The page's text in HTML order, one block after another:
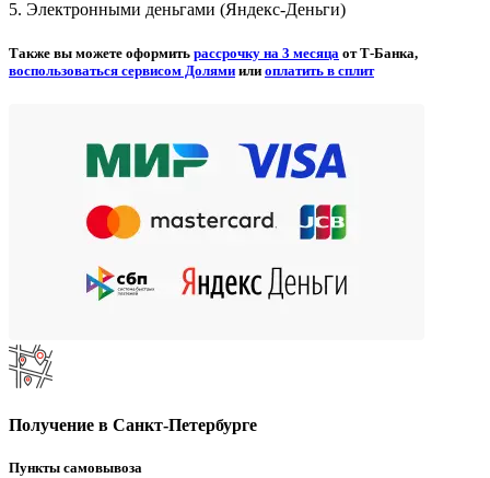
5. Электронными деньгами (Яндекс-Деньги)
Также вы можете оформить рассрочку на 3 месяца от Т-Банка,
воспользоваться сервисом Долями или оплатить в сплит
Получение в Санкт-Петербурге
Пункты самовывоза